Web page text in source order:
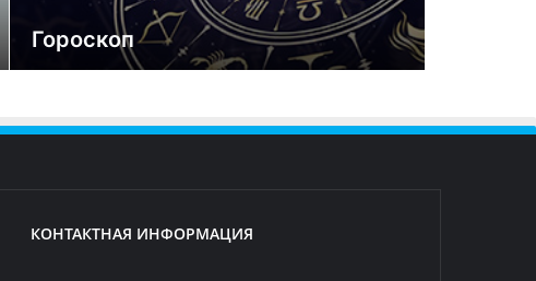
Гороскоп
КОНТАКТНАЯ ИНФОРМАЦИЯ